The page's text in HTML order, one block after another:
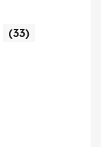
(33)